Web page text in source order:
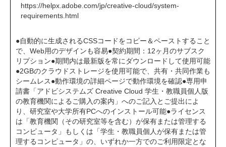
https://helpx.adobe.com/jp/creative-cloud/system-
requirements.html
●自動的に生成されるCSSコードをコピー＆ペーストすること
で、Web用のデザインも容易●契約期間：12ヶ月のサブスク
リプション●期間内は最新版を常にダウンロードして使用可能
●2GBのクラウドストレージを使用可能で、共有・共同作業も
シームレス●動作環境の詳細ページで動作環境を確認●専用申
請書「アドビシステムズ Creative Cloud 学生・教職員個人版
の教育機関によるご購入の案内」へのご記入とご提出によ
り、研究室や大学所有PCへのインストール可能● ライセンス
は「教育機関（その研究室等を含む）が保有または管理する
コンピュータ」もしくは「学生・教職員個人が保有または管
理するコンピュータ」の、いずれか一方でのご利用限定とな